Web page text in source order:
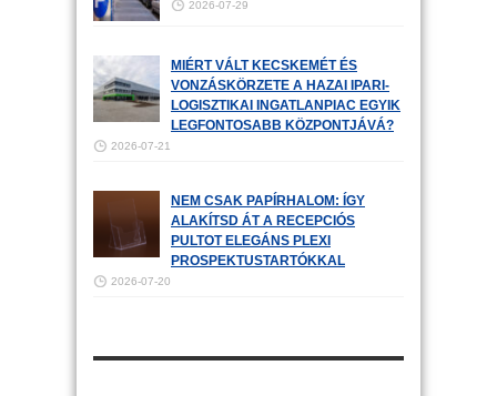
2026-07-29
MIÉRT VÁLT KECSKEMÉT ÉS
VONZÁSKÖRZETE A HAZAI IPARI-
LOGISZTIKAI INGATLANPIAC EGYIK
LEGFONTOSABB KÖZPONTJÁVÁ?
2026-07-21
NEM CSAK PAPÍRHALOM: ÍGY
ALAKÍTSD ÁT A RECEPCIÓS
PULTOT ELEGÁNS PLEXI
PROSPEKTUSTARTÓKKAL
2026-07-20